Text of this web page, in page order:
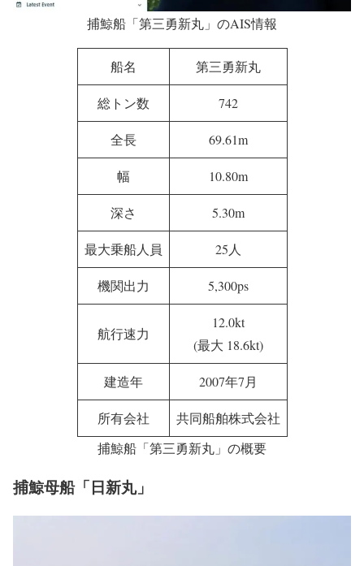
捕鯨船「第三勇新丸」のAIS情報
船名 第三勇新丸
総トン数 742
全長 69.61m
幅 10.80m
深さ 5.30m
最大乗船人員 25人
機関出力 5,300ps
航行速力
12.0kt
(最大 18.6kt)
建造年 2007年7月
所有会社
共同船舶株式会社
捕鯨船「第三勇新丸」の概要
捕鯨母船「日新丸」